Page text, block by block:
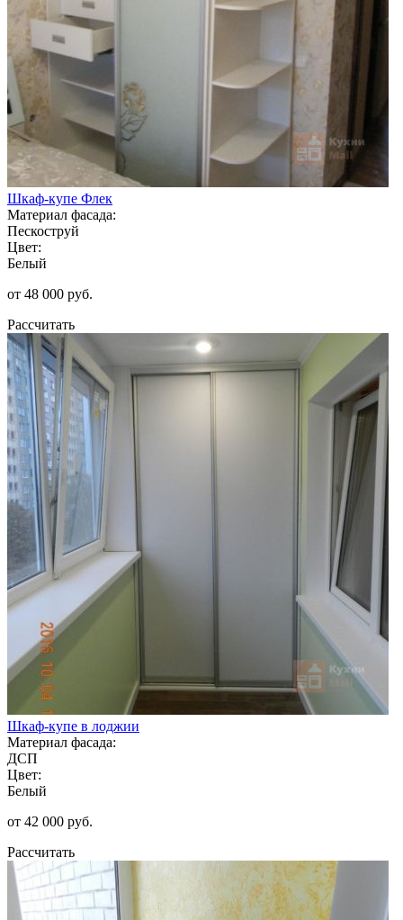
Шкаф-купе Флек
Материал фасада:
Пескоструй
Цвет:
Белый
от 48 000 руб.
Рассчитать
Шкаф-купе в лоджии
Материал фасада:
ДСП
Цвет:
Белый
от 42 000 руб.
Рассчитать